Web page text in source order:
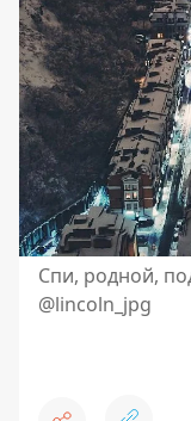
Спи, родной,
@lincoln_jpg